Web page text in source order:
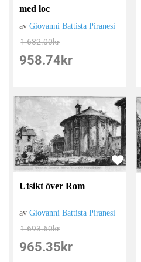
med loc
avGiovanni Battista Piranesi
1 682.00kr
958.74 kr
Utsikt över Rom
avGiovanni Battista Piranesi
1 693.60kr
965.35 kr